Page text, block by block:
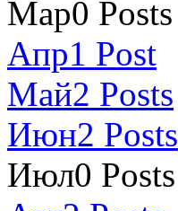
Мар0 Posts
Апр1 Post
Май2 Posts
Июн2 Posts
Июл0 Posts